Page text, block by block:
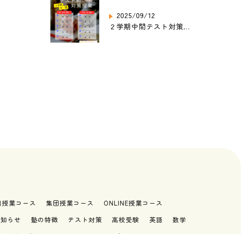
2025/09/12
２学期中間テスト対策講座‗2025
業コース 集団授業コース
ONLINE授業コース
らせ 塾の特徴 テスト対策 高校受験 英語
数学